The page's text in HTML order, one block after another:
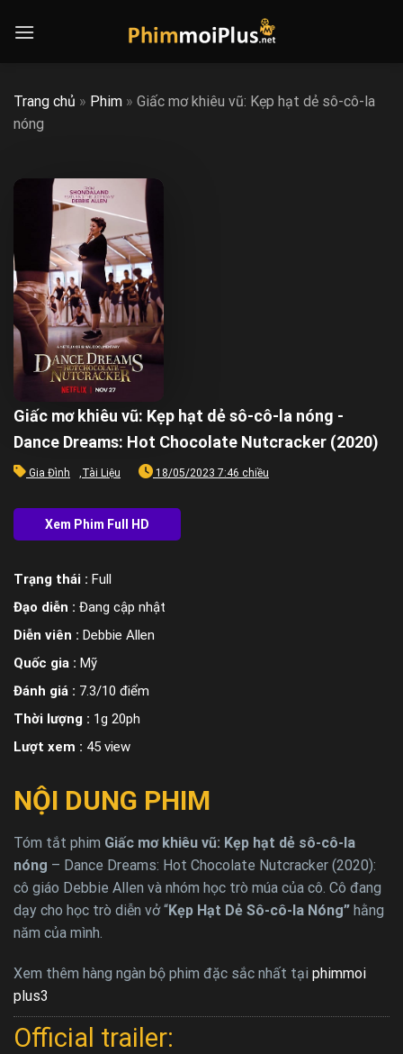
Trang chủ » Phim » Giấc mơ khiêu vũ: Kẹp hạt dẻ sô-cô-la
nóng
Giấc mơ khiêu vũ: Kẹp hạt dẻ sô-cô-la nóng -
Dance Dreams: Hot Chocolate Nutcracker (2020)
Gia Đình ,Tài Liệu 18/05/2023 7:46 chiều
Trạng thái : Full
Đạo diễn : Đang cập nhật
Diễn viên : Debbie Allen
Quốc gia : Mỹ
Đánh giá : 7.3/10 điểm
Thời lượng : 1g 20ph
Lượt xem : 45 view
NỘI DUNG PHIM
Tóm tắt phim Giấc mơ khiêu vũ: Kẹp hạt dẻ sô-cô-la
nóng – Dance Dreams: Hot Chocolate Nutcracker (2020):
cô giáo Debbie Allen và nhóm học trò múa của cô. Cô đang
dạy cho học trò diễn vở “Kẹp Hạt Dẻ Sô-cô-la Nóng” hằng
năm của mình.
Xem thêm hàng ngàn bộ phim đặc sắc nhất tại phimmoi
plus3
Official trailer: